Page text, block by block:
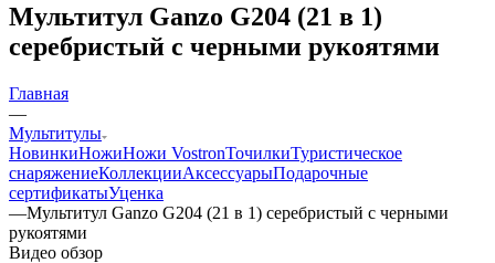
Мультитул Ganzo G204 (21 в 1)
серебристый с черными рукоятями
Главная
—
Мультитулы
НовинкиНожиНожи VostronТочилкиТуристическое
снаряжениеКоллекцииАксессуарыПодарочные
сертификатыУценка
—Мультитул Ganzo G204 (21 в 1) серебристый с черными
рукоятями
Видео обзор